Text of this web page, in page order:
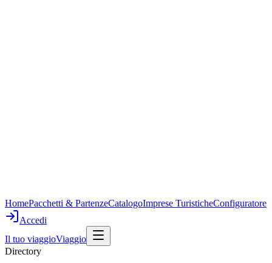
HomePacchetti & PartenzeCatalogoImprese TuristicheConfiguratore
Accedi
Il tuo viaggioViaggio
Directory